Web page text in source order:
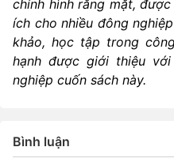
chỉnh hình răng mặt,
ích cho nhiều đông
khảo, học tập trong
hạnh được giới thiệu
nghiệp cuốn sách này.
Bình luận